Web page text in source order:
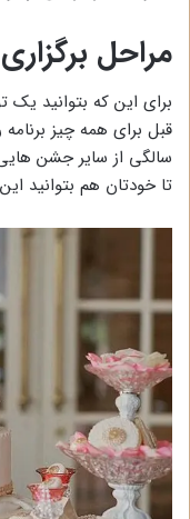
مراحل برگزاری تولد
برای این که بتوانید یک
سالگی از سایر جشن
تا خودتان هم بتوانید